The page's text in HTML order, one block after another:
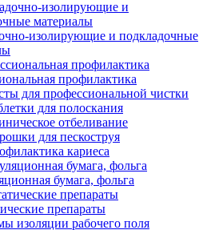
изолирующие и подкладочные
профилактика
для профессиональной чистки
для полоскания
отбеливание
для пескоструя
кариеса
бумага, фольга
препараты